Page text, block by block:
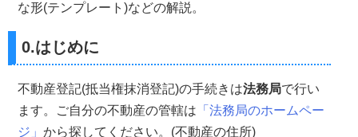
な形(テンプレート)などの解説。
0.はじめに
不動産登記(抵当権抹消登記)の手続きは法務局で行い
ます。ご自分の不動産の管轄は 「法務局のホームペー
ジ」 から探してください。(不動産の住所)